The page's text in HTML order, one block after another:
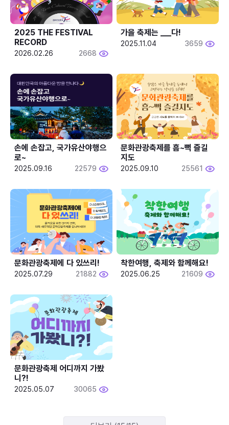
2025 THE FESTIVAL
RECORD
2026.02.26 2668
2025.11.04 3659
손에 손잡고, 국가유산야행으
로~
2025.09.16 22579
문화관광축제를 흠~뻑 즐길
지도
2025.09.10 25561
문화관광축제에 다 있쓰리!
2025.07.29 21882
착한여행, 축제와 함께해요!
2025.06.25 21609
문화관광축제 어디까지 가봤
니?!
2025.05.07 30065